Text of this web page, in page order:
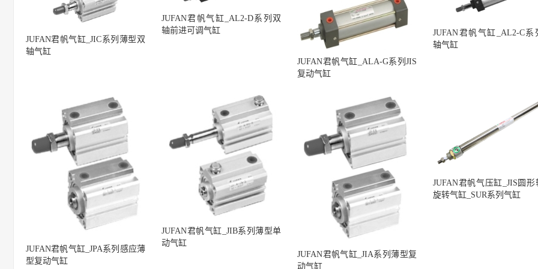
JUFAN君帆气缸_JIC系列薄型双
轴气缸
JUFAN君帆气缸_AL2-D系列双
轴前进可调气缸
JUFAN君帆气缸_ALA-G系列JIS
复动气缸
JUFAN君帆气缸_AL2-C系
轴气缸
JUFAN君帆气缸_JPA系列感应薄
型复动气缸
JUFAN君帆气缸_JIB系列薄型单
动气缸
JUFAN君帆气缸_JIA系列薄型复
动气缸
JUFAN君帆气压缸_JIS圆形
旋转气缸_SUR系列气缸